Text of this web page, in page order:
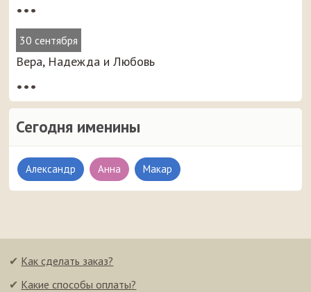
•••
30 сентября
Вера, Надежда и Любовь
•••
Сегодня именины
Александр Анна Макар
✔ Как сделать заказ?
✔ Какие способы оплаты?